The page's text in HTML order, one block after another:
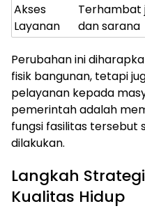
Akses
Layanan
Terhambat
dan sarana
Perubahan ini
fisik bangunan, tetapi
pelayanan kepada
pemerintah adalah
fungsi fasilitas tersebut
dilakukan.
Langkah
Kualitas Hidup